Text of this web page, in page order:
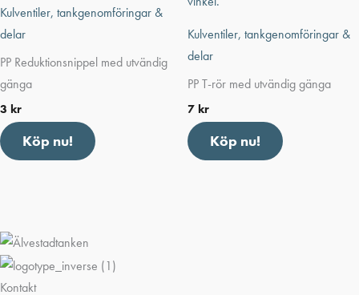
Kulventiler, tankgenomföringar &
delar
PP Reduktionsnippel med utvändig
gänga
3 kr
Köp nu!
Kulventiler, tankgenomföringar &
delar
PP T-rör med utvändig gänga
7 kr
Köp nu!
Kontakt